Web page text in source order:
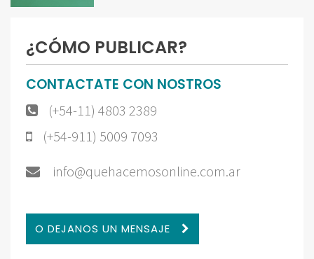
¿CÓMO PUBLICAR?
CONTACTATE CON NOSTROS
(+54-11) 4803 2389
(+54-911) 5009 7093
info@quehacemosonline.com.ar
O DEJANOS UN MENSAJE